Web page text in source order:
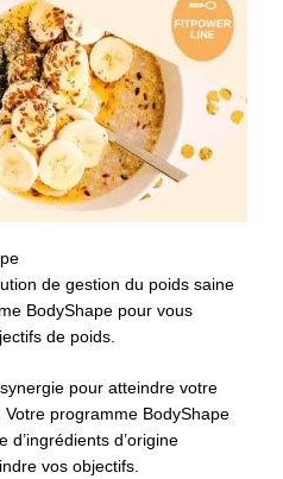
de gestion du poids saine
BodyShape pour vous
de poids.
pour atteindre votre
programme BodyShape
d’origine
vos objectifs.